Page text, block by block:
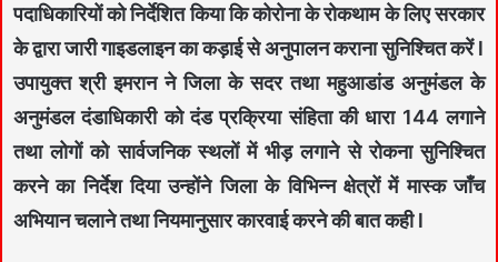
पदाधिकारियों को निर्देशित किया कि कोरोना के रोकथाम के लिए सरकार
के द्वारा जारी गाइडलाइन का कड़ाई से अनुपालन कराना सुनिश्चित करें l
उपायुक्त श्री इमरान ने जिला के सदर तथा महुआडांड अनुमंडल के
अनुमंडल दंडाधिकारी को दंड प्रक्रिया संहिता की धारा 144 लगाने
तथा लोगों को सार्वजनिक स्थलों में भीड़ लगाने से रोकना सुनिश्चित
करने का निर्देश दिया उन्होंने जिला के विभिन्न क्षेत्रों में मास्क जाँच
अभियान चलाने तथा नियमानुसार कारवाई करने की बात कही l